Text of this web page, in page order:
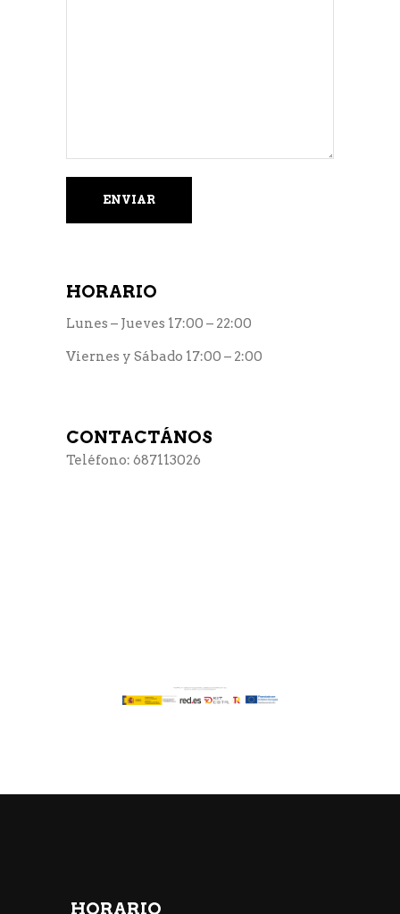
HORARIO
Lunes – Jueves 17:00 – 22:00
Viernes y Sábado 17:00 – 2:00
CONTACTÁNOS
Teléfono: 687113026
HORARIO